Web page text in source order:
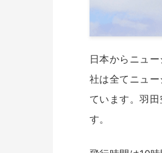
日本からニュ
社は全てニュ
ています。羽
す。